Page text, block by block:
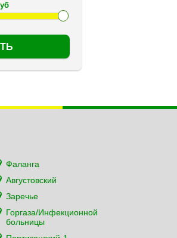
Фаланга
Августовский
Заречье
Горгаза/Инфекционной
больницы